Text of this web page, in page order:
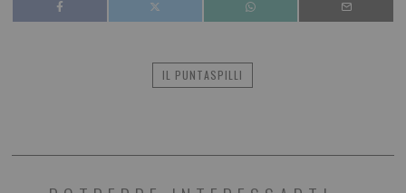
IL PUNTASPILLI